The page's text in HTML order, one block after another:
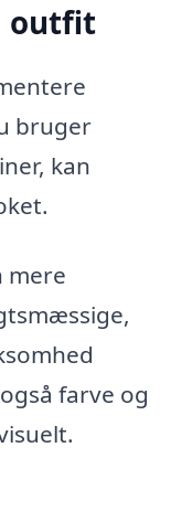
outfit
bruger
kan
mere
farve og